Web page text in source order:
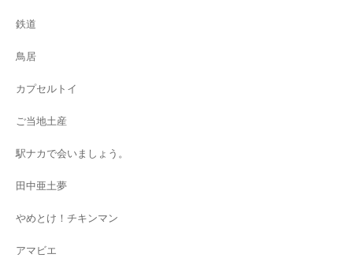
鉄道
鳥居
カプセルトイ
ご当地土産
駅ナカで会いましょう。
田中亜土夢
やめとけ！チキンマン
アマビエ